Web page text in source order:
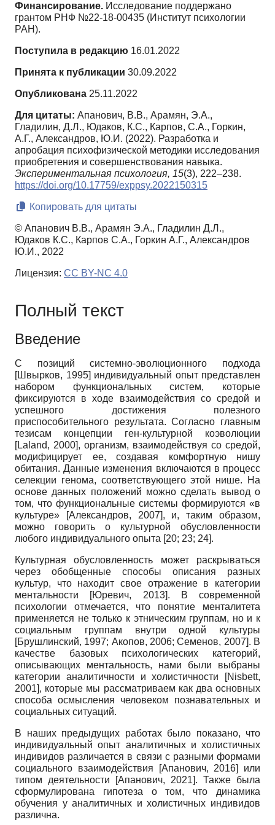
Финансирование. Исследование поддержано
грантом РНФ №22-18-00435 (Институт психологии
РАН).
Поступила в редакцию 16.01.2022
Принята к публикации 30.09.2022
Опубликована 25.11.2022
Для цитаты: Апанович, В.В., Арамян, Э.А.,
Гладилин, Д.Л., Юдаков, К.С., Карпов, С.А., Горкин,
А.Г., Александров, Ю.И. (2022). Разработка и
апробация психофизической методики исследования
приобретения и совершенствования навыка.
Экспериментальная психология, 15(3), 222–238.
https://doi.org/10.17759/exppsy.2022150315
Копировать для цитаты
© Апанович В.В., Арамян Э.А., Гладилин Д.Л.,
Юдаков К.С., Карпов С.А., Горкин А.Г., Александров
Ю.И., 2022
Лицензия: CC BY-NC 4.0
Полный текст
Введение
С позиций системно-эволюционного подхода
[Швырков, 1995] индивидуальный опыт представлен
набором функциональных систем, которые
фиксируются в ходе взаимодействия со средой и
успешного достижения полезного
приспособительного результата. Согласно главным
тезисам концепции ген-культурной коэволюции
[Laland, 2000], организм, взаимодействуя со средой,
модифицирует ее, создавая комфортную нишу
обитания. Данные изменения включаются в процесс
селекции генома, соответствующего этой нише. На
основе данных положений можно сделать вывод о
том, что функциональные системы формируются «в
культуре»
[Александров, 2007], и, таким образом,
можно говорить о культурной обусловленности
любого индивидуального опыта [20; 23; 24].
Культурная обусловленность может раскрываться
через обобщенные способы описания разных
культур, что находит свое отражение в категории
ментальности
[Юревич, 2013]. В современной
психологии отмечается, что понятие менталитета
применяется не только к этническим группам, но и к
социальным группам внутри одной культуры
[Брушлинский, 1997; Акопов, 2006;Семенов, 2007]. В
качестве базовых психологических категорий,
описывающих ментальность, нами были выбраны
категории аналитичности и холистичности
[Nisbett,
2001], которые мы рассматриваем как два основных
способа осмысления человеком познавательных и
социальных ситуаций.
В наших предыдущих работах было показано, что
индивидуальный опыт аналитичных и холистичных
индивидов различается в связи с разными формами
социального взаимодействия
[Апанович, 2016]
или
типом деятельности
[Апанович, 2021]. Также была
сформулирована гипотеза о том, что динамика
обучения у аналитичных и холистичных индивидов
различна.